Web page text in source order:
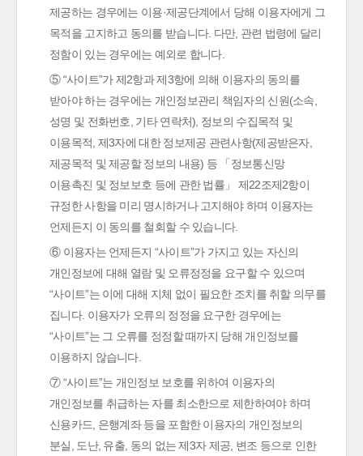
제공하는 경우에는 이용·제공단계에서 당해 이용자에게 그
목적을 고지하고 동의를 받습니다. 다만, 관련 법령에 달리
정함이 있는 경우에는 예외로 합니다.
⑤ “사이트”가 제2항과 제3항에 의해 이용자의 동의를
받아야 하는 경우에는 개인정보관리 책임자의 신원(소속,
성명 및 전화번호, 기타 연락처), 정보의 수집목적 및
이용목적, 제3자에 대한 정보제공 관련사항(제공받은자,
제공목적 및 제공할 정보의 내용) 등 「정보통신망
이용촉진 및 정보보호 등에 관한 법률」 제22조제2항이
규정한 사항을 미리 명시하거나 고지해야 하며 이용자는
언제든지 이 동의를 철회할 수 있습니다.
⑥ 이용자는 언제든지 “사이트”가 가지고 있는 자신의
개인정보에 대해 열람 및 오류정정을 요구할 수 있으며
“사이트”는 이에 대해 지체 없이 필요한 조치를 취할 의무를
집니다. 이용자가 오류의 정정을 요구한 경우에는
“사이트”는 그 오류를 정정할 때까지 당해 개인정보를
이용하지 않습니다.
⑦ “사이트”는 개인정보 보호를 위하여 이용자의
개인정보를 취급하는 자를 최소한으로 제한하여야 하며
신용카드, 은행계좌 등을 포함한 이용자의 개인정보의
분실, 도난, 유출, 동의 없는 제3자 제공, 변조 등으로 인한